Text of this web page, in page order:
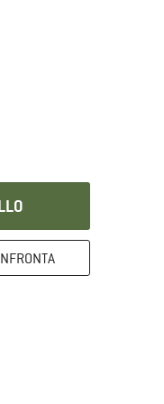
in una casella
di recesso qui Si
tutte le informazioni qui!